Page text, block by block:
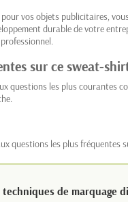
pour vos objets publicitaires,
durable de votre
sur ce sweat-
questions les plus courantes
questions les plus fréquentes
de marquage